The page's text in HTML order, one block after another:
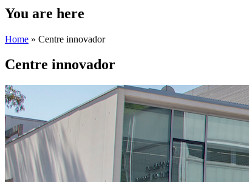
You are here
Home » Centre innovador
Centre innovador